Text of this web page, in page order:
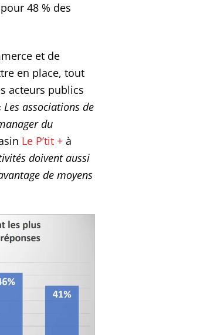
48 % des
et de
en place, tout
acteurs publics
Les associations de
du
Le P’tit +à
doivent aussi
de moyens